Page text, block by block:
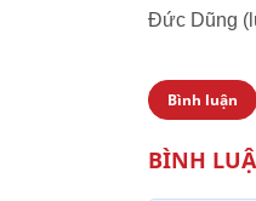
Đức Dũng
Bình luận